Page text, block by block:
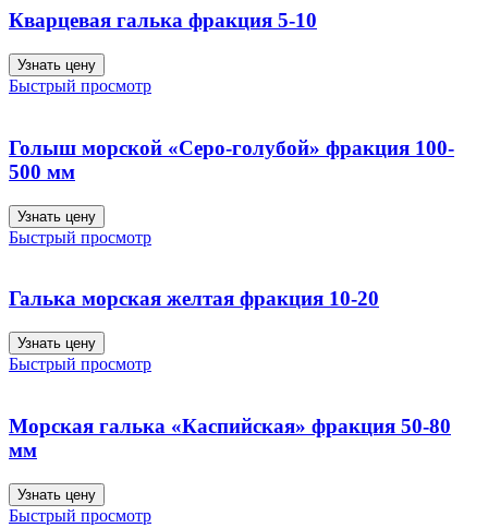
Кварцевая галька фракция 5-10
Узнать цену
Быстрый просмотр
Голыш морской «Серо-голубой» фракция 100-
500 мм
Узнать цену
Быстрый просмотр
Галька морская желтая фракция 10-20
Узнать цену
Быстрый просмотр
Морская галька «Каспийская» фракция 50-80
мм
Узнать цену
Быстрый просмотр